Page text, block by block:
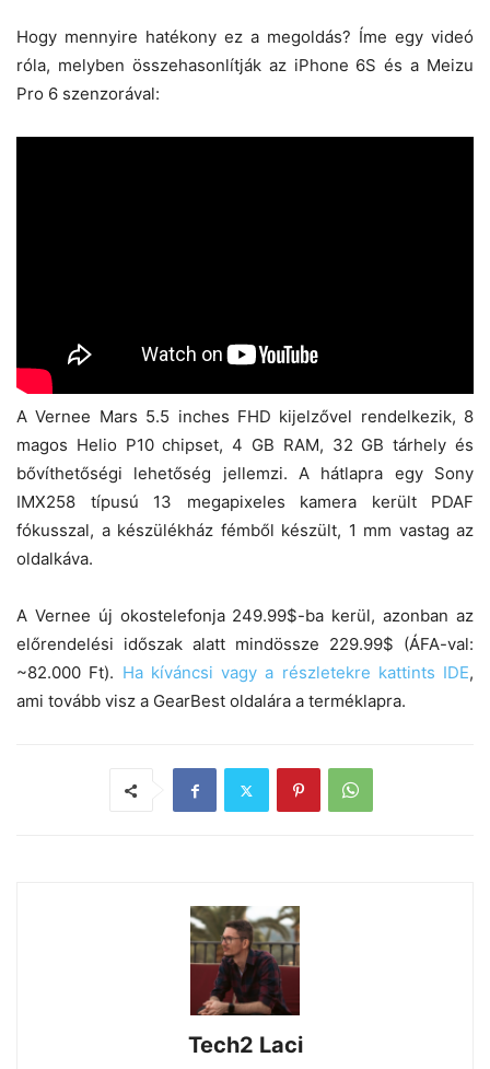
Hogy mennyire hatékony ez a megoldás? Íme egy videó
róla, melyben összehasonlítják az iPhone 6S és a Meizu
Pro 6 szenzorával:
A Vernee Mars 5.5 inches FHD kijelzővel rendelkezik, 8
magos Helio P10 chipset, 4 GB RAM, 32 GB tárhely és
bővíthetőségi lehetőség jellemzi. A hátlapra egy Sony
IMX258 típusú 13 megapixeles kamera került PDAF
fókusszal, a készülékház fémből készült, 1 mm vastag az
oldalkáva.
A Vernee új okostelefonja 249.99$-ba kerül, azonban az
előrendelési időszak alatt mindössze 229.99$ (ÁFA-val:
~82.000 Ft). Ha kíváncsi vagy a részletekre kattints IDE,
ami tovább visz a GearBest oldalára a terméklapra.
Tech2 Laci